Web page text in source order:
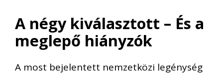
A négy kiválasztott – És a
meglepő hiányzók
A most bejelentett nemzetközi legénység